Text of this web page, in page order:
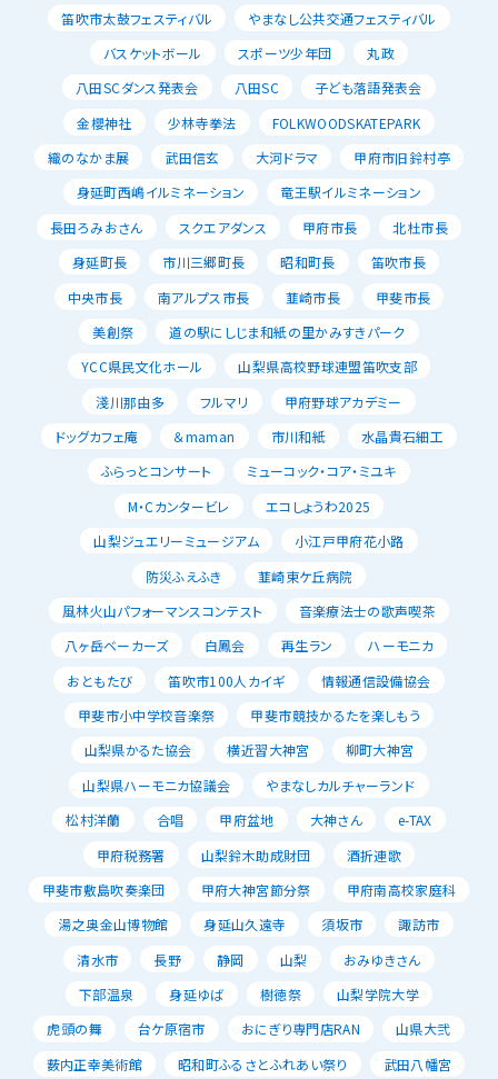
笛吹市太鼓フェスティバル
やまなし公共交通フェスティバル
バスケットボール
スポーツ少年団
丸政
八田SCダンス発表会
八田SC
子ども落語発表会
金櫻神社
少林寺拳法
FOLKWOODSKATEPARK
織のなかま展
武田信玄 大河ドラマ
甲府市旧鈴村亭
身延町西嶋イルミネーション
竜王駅イルミネーション
長田ろみおさん
スクエアダンス 甲府市長
北杜市長
身延町長
市川三郷町長 昭和町長
笛吹市長
中央市長
南アルプス市長 韮崎市長
甲斐市長
美創祭
道の駅にしじま和紙の里かみすきパーク
YCC県民文化ホール
山梨県高校野球連盟笛吹支部
淺川那由多
フルマリ
甲府野球アカデミー
ドッグカフェ庵
＆maman 市川和紙
水晶貴石細工
ふらっとコンサート
ミューコック・コア・ミユキ
M・Cカンタービレ
エコしょうわ2025
山梨ジュエリーミュージアム
小江戸甲府花小路
防災ふえふき
韮崎東ケ丘病院
風林火山パフォーマンスコンテスト
音楽療法士の歌声喫茶
八ヶ岳ベーカーズ
白鳳会 再生ラン
ハーモニカ
おともたび
笛吹市100人カイギ
情報通信設備協会
甲斐市小中学校音楽祭
甲斐市競技かるたを楽しもう
山梨県かるた協会
横近習大神宮
柳町大神宮
山梨県ハーモニカ協議会
やまなしカルチャーランド
松村洋蘭
合唱 甲府盆地 大神さん
e-TAX
甲府税務署
山梨鈴木助成財団
酒折連歌
甲斐市敷島吹奏楽団
甲府大神宮節分祭
甲府南高校家庭科
湯之奥金山博物館
身延山久遠寺 須坂市
諏訪市
清水市
長野 静岡 山梨
おみゆきさん
下部温泉
身延ゆば 樹徳祭
山梨学院大学
虎頭の舞
台ケ原宿市 おにぎり専門店RAN
山県大弐
薮内正幸美術館
昭和町ふるさとふれあい祭り
武田八幡宮